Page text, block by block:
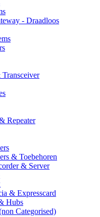
- Draadloos
Repeater
& Toebehoren
& Server
& Expresscard
Hubs
Categorised)